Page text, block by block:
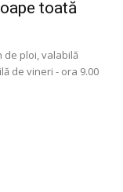
toată
de ploi, valabilă
de vineri - ora 9.00